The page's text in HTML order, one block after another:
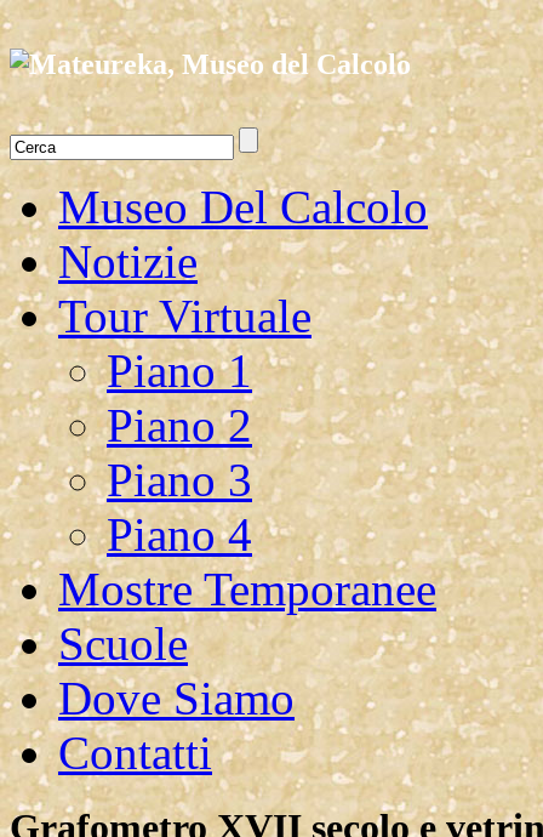
Museo Del Calcolo
Notizie
Tour Virtuale
Piano 1
Piano 2
Piano 3
Piano 4
Mostre Temporanee
Scuole
Dove Siamo
Contatti
Grafometro XVII secolo e